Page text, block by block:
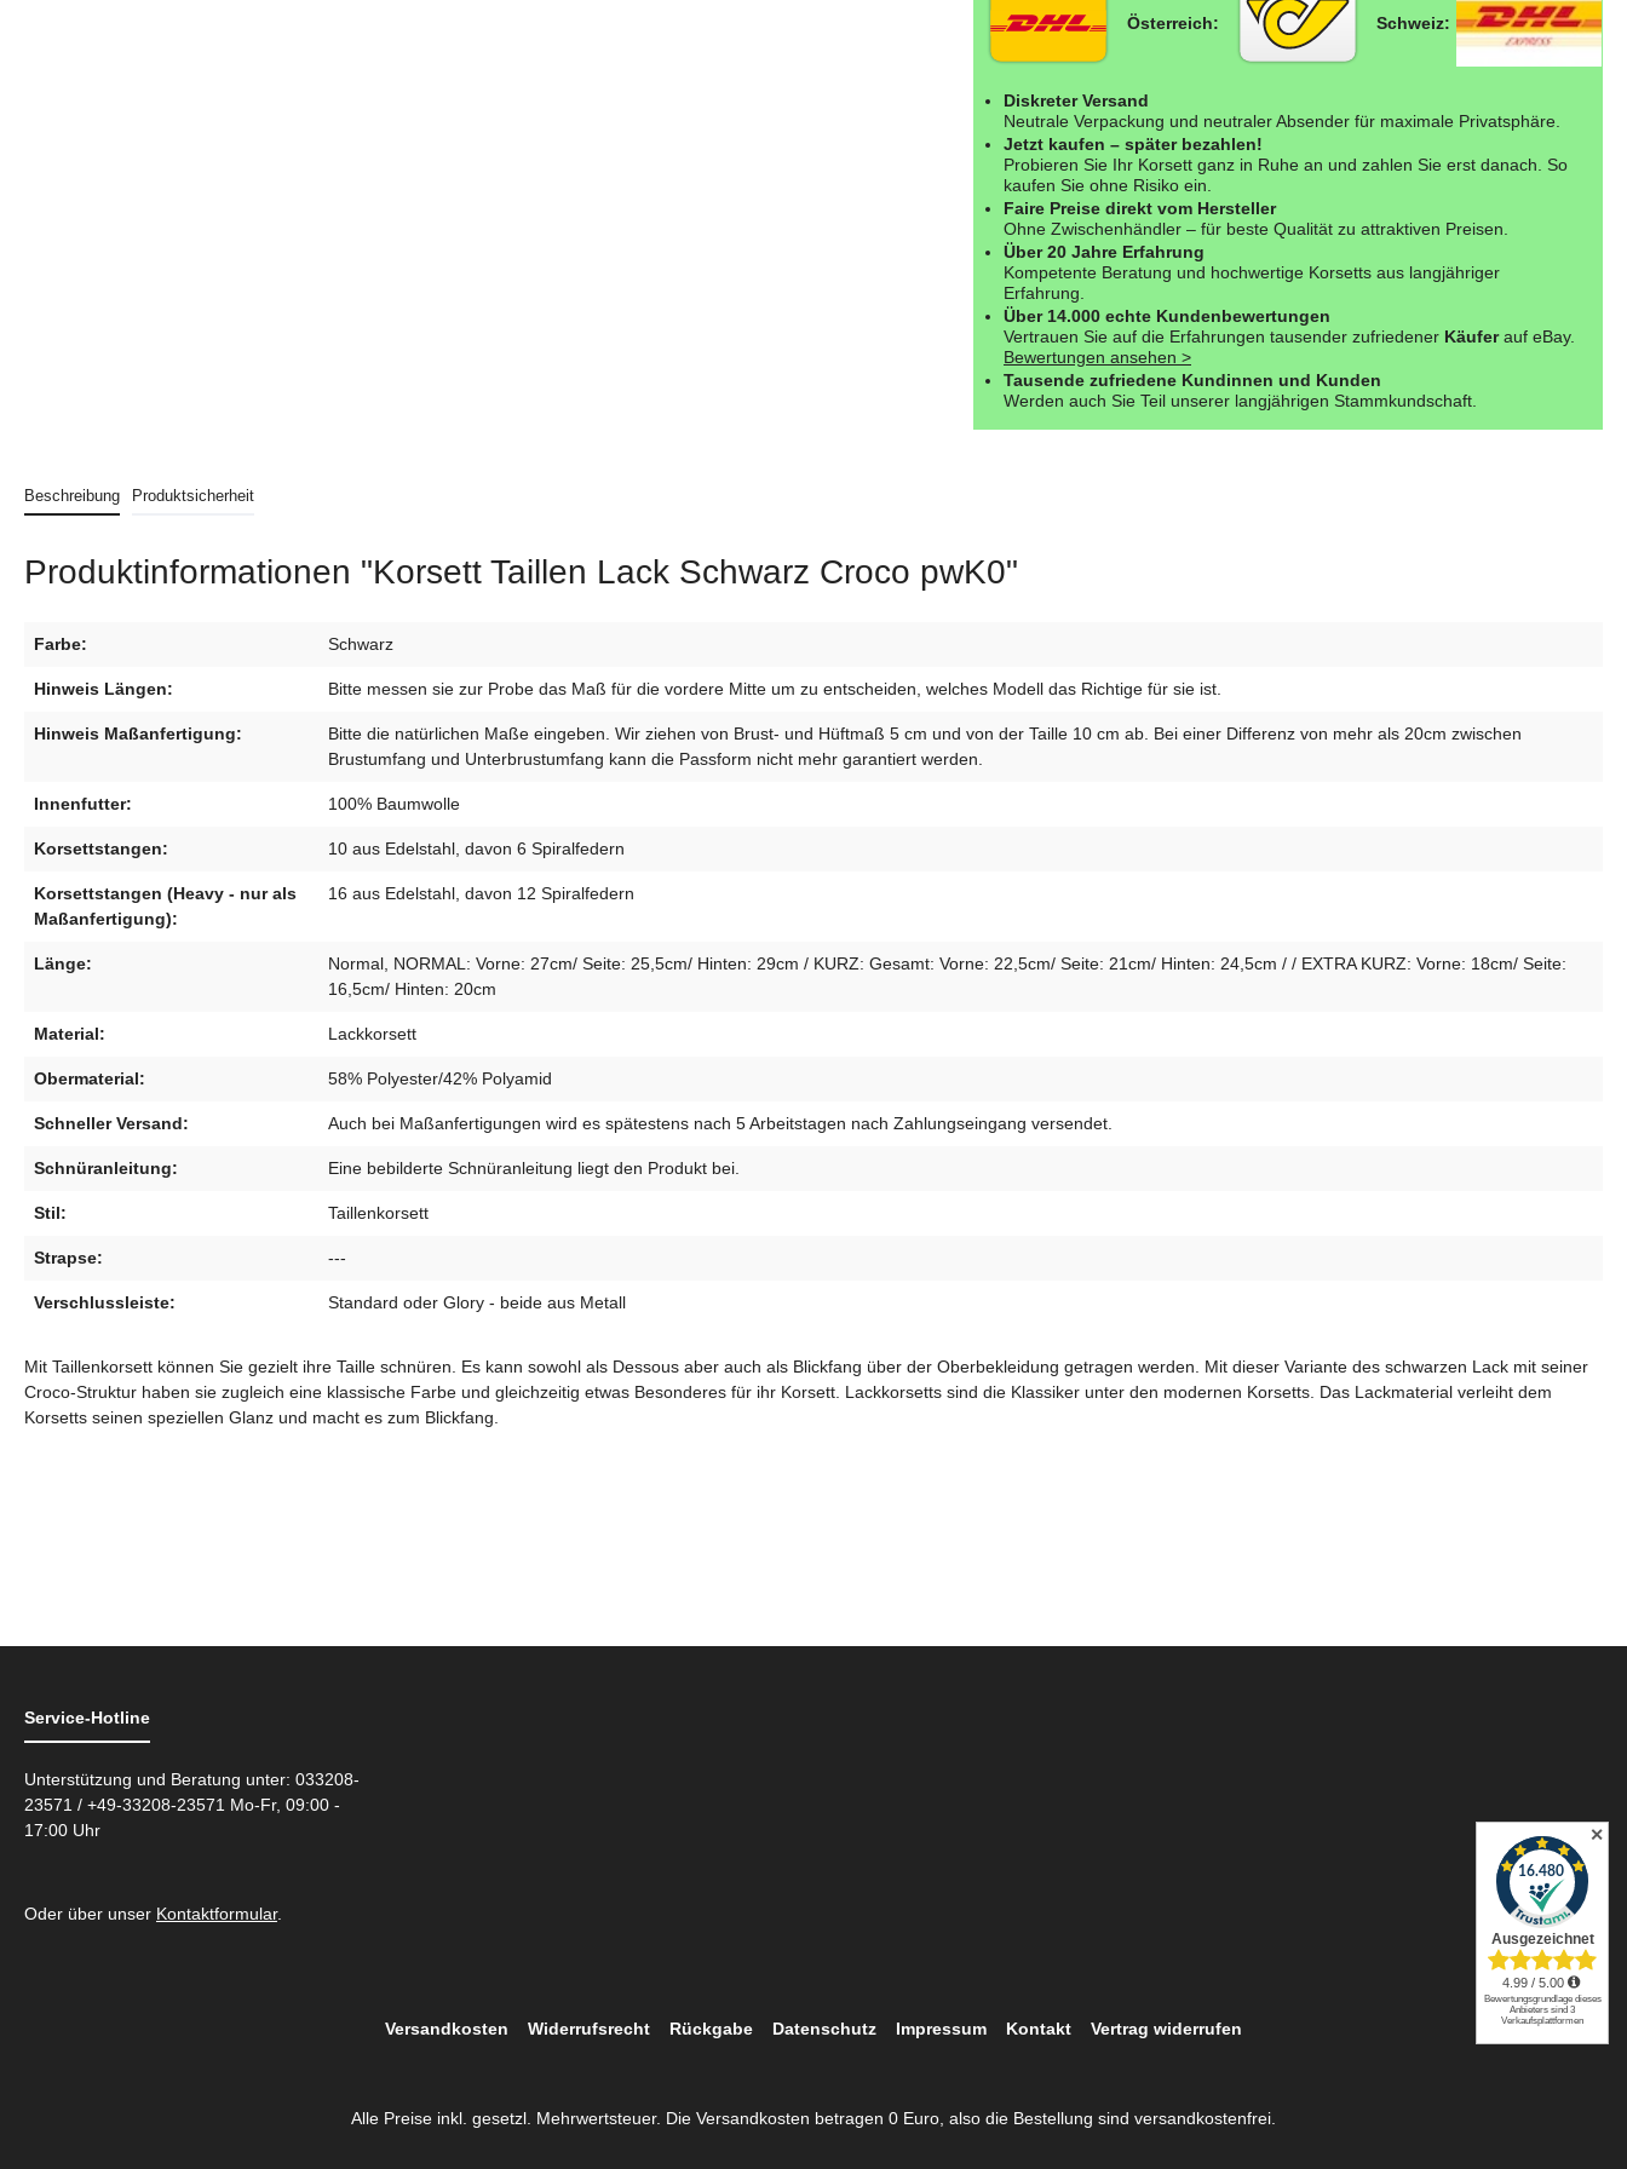
Österreich: Schweiz:
Diskreter Versand
Neutrale Verpackung und neutraler Absender für maximale Privatsphäre.
Jetzt kaufen – später bezahlen!
Probieren Sie Ihr Korsett ganz in Ruhe an und zahlen Sie erst danach. So
kaufen Sie ohne Risiko ein.
Faire Preise direkt vom Hersteller
Ohne Zwischenhändler – für beste Qualität zu attraktiven Preisen.
Über 20 Jahre Erfahrung
Kompetente Beratung und hochwertige Korsetts aus langjähriger
Erfahrung.
Über 14.000 echte Kundenbewertungen
Vertrauen Sie auf die Erfahrungen tausender zufriedener Käuferauf eBay.
Bewertungen ansehen >
Tausende zufriedene Kundinnen und Kunden
Werden auch Sie Teil unserer langjährigen Stammkundschaft.
Beschreibung Produktsicherheit
Produktinformationen "Korsett Taillen Lack Schwarz Croco pwK0"
Farbe: Schwarz
Hinweis Längen: Bitte messen sie zur Probe das Maß für die vordere Mitte um zu entscheiden, welches Modell das Richtige für sie ist.
Hinweis Maßanfertigung:
Bitte die natürlichen Maße eingeben. Wir ziehen von Brust- und Hüftmaß 5 cm und von der Taille 10 cm ab. Bei einer Differenz von mehr als 20cm zwischen
Brustumfang und Unterbrustumfang kann die Passform nicht mehr garantiert werden.
Innenfutter: 100% Baumwolle
Korsettstangen: 10 aus Edelstahl, davon 6 Spiralfedern
Korsettstangen (Heavy - nur als
Maßanfertigung):
16 aus Edelstahl, davon 12 Spiralfedern
Länge:
Normal, NORMAL: Vorne: 27cm/ Seite: 25,5cm/ Hinten: 29cm / KURZ: Gesamt: Vorne: 22,5cm/ Seite: 21cm/ Hinten: 24,5cm / / EXTRA KURZ: Vorne: 18cm/ Seite:
16,5cm/ Hinten: 20cm
Material: Lackkorsett
Obermaterial: 58% Polyester/42% Polyamid
Schneller Versand: Auch bei Maßanfertigungen wird es spätestens nach 5 Arbeitstagen nach Zahlungseingang versendet.
Schnüranleitung: Eine bebilderte Schnüranleitung liegt den Produkt bei.
Stil: Taillenkorsett
Strapse: ---
Verschlussleiste: Standard oder Glory - beide aus Metall
Mit Taillenkorsett können Sie gezielt ihre Taille schnüren. Es kann sowohl als Dessous aber auch als Blickfang über der Oberbekleidung getragen werden. Mit dieser Variante des schwarzen Lack mit seiner
Croco-Struktur haben sie zugleich eine klassische Farbe und gleichzeitig etwas Besonderes für ihr Korsett. Lackkorsetts sind die Klassiker unter den modernen Korsetts. Das Lackmaterial verleiht dem
Korsetts seinen speziellen Glanz und macht es zum Blickfang.
Service-Hotline
Unterstützung und Beratung unter: 033208-
23571 / +49-33208-23571 Mo-Fr, 09:00 -
17:00 Uhr
Oder über unser Kontaktformular.
Versandkosten Widerrufsrecht Rückgabe Datenschutz Impressum Kontakt Vertrag widerrufen
Alle Preise inkl. gesetzl. Mehrwertsteuer. Die Versandkosten betragen 0 Euro, also die Bestellung sind versandkostenfrei.
✕